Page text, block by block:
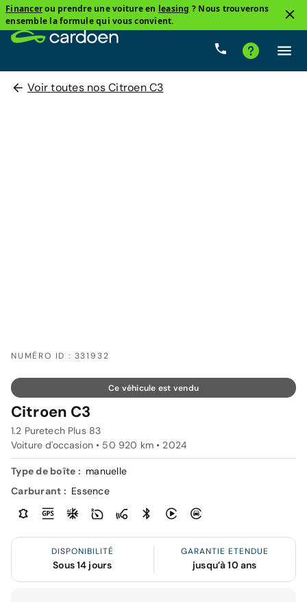
Financerou prendre une voiture en leasing ? Nous trouverons
ensemble la formule qui vous convient.
Voir toutes nos Citroen C3
NUMÉRO ID : 331932
Ce véhicule est vendu
Citroen C3
1.2 Puretech Plus 83
Voiture d'occasion • 50 920 km • 2024
Type de boîte : manuelle
Carburant : Essence
DISPONIBILITÉ
Sous 14 jours
GARANTIE ETENDUE
jusqu’à 10 ans